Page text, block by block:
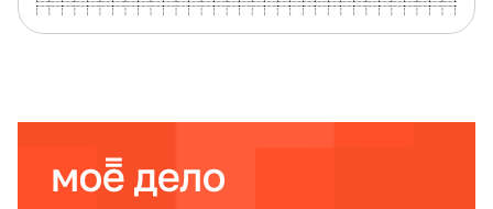
2. Сведения о наличии у юридического лица наименования на языках народов Российской
Для служебных отметок регистрирующего органа